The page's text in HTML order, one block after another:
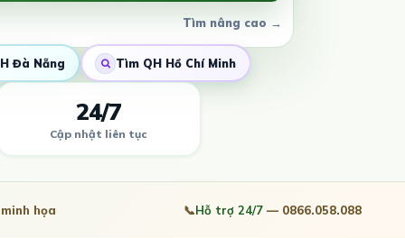
Tìm nâng cao →
Đà Nẵng Tìm QH Hồ Chí Minh
24/7
Cập nhật liên tục
họa 📞Hỗ trợ 24/7 — 0866.058.088